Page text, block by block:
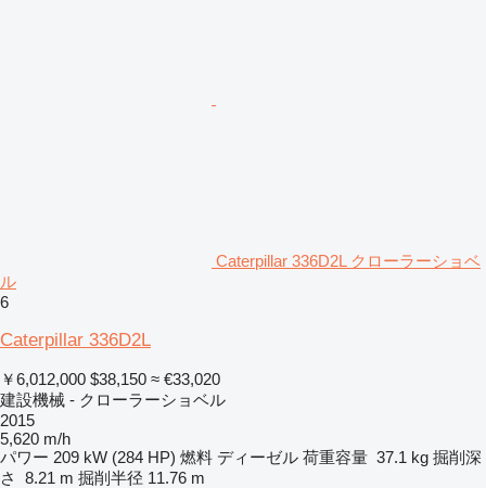
Caterpillar 336D2L クローラーショベ
ル
6
Caterpillar 336D2L
￥6,012,000 $38,150 ≈ €33,020
建設機械 - クローラーショベル
2015
5,620 m/h
パワー 209 kW (284 HP) 燃料 ディーゼル 荷重容量 37.1 kg 掘削深
さ
8.21 m 掘削半径 11.76 m